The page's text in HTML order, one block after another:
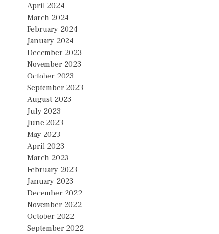
April 2024
March 2024
February 2024
January 2024
December 2023
November 2023
October 2023
September 2023
August 2023
July 2023
June 2023
May 2023
April 2023
March 2023
February 2023
January 2023
December 2022
November 2022
October 2022
September 2022